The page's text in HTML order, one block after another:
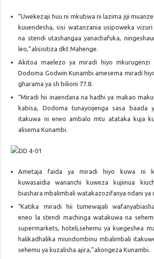
“Uwekezaji huu ni mkubwa ni lazima jiji
kuuendesha, sisi watanzania usipoweka
na stendi utashangaa yanachafuka,
leo,”alisisitiza dkt Mahenge.
Akitoa maelezo ya miradi hiyo
Dodoma Godwin Kunambi amesema miradi
gharama ya sh bilioni 77.8.
“Miradi hii inaendana na hadhi ya makao
kabisa, Dodoma tunayoijenga sasa
itakuwa ni eneo ambalo mtu atataka kuja
alisema Kunambi.
Ametaja faida ya miradi hiyo kuwa ni
kuwasaidia wananchi kuweza kujiinua
biashara mbalimbali watakazozifanya ndani ya
“Katika miradi hii tumewajali
eneo la stendi machinga watakuwa na
supermarkets, hoteli,sehemu ya kuegeshea
halikadhalika miundombinu mbalimbali
sehemu ya kuzalisha ajira,”aliongeza Kunambi.